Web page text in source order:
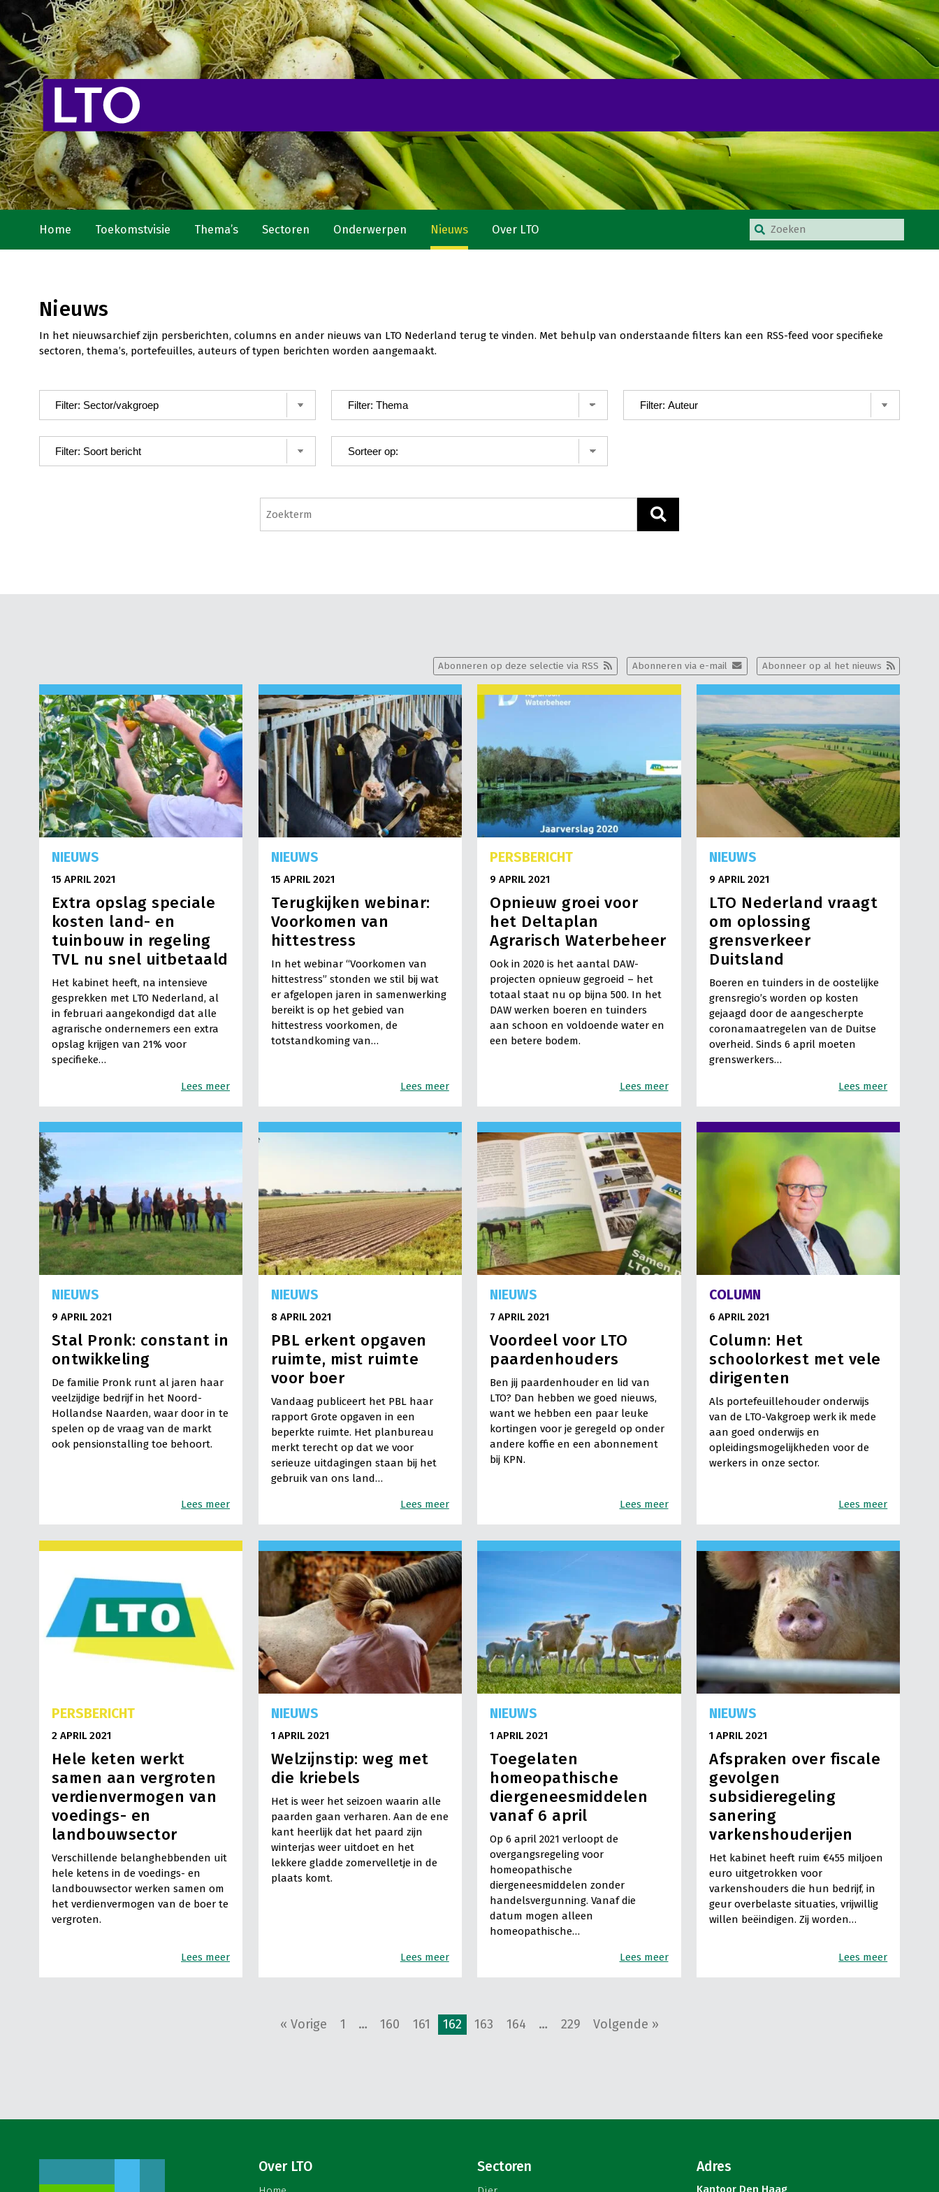
Home Toekomstvisie Thema’s Sectoren Onderwerpen Nieuws Over LTO
Nieuws
In het nieuwsarchief zijn persberichten, columns en ander nieuws van LTO Nederland terug te vinden. Met behulp van onderstaande filters kan een RSS-feed voor specifieke
sectoren, thema’s, portefeuilles, auteurs of typen berichten worden aangemaakt.
Abonneer op al het nieuws
Abonneren via e-mail
Abonneren op deze selectie via RSS
NIEUWS
15 APRIL 2021
Extra opslag speciale
kosten land- en
tuinbouw in regeling
TVL nu snel uitbetaald
Het kabinet heeft, na intensieve
gesprekken met LTO Nederland, al
in februari aangekondigd dat alle
agrarische ondernemers een extra
opslag krijgen van 21% voor
specifieke…
Lees meer
NIEUWS
15 APRIL 2021
Terugkijken webinar:
Voorkomen van
hittestress
In het webinar “Voorkomen van
hittestress” stonden we stil bij wat
er afgelopen jaren in samenwerking
bereikt is op het gebied van
hittestress voorkomen, de
totstandkoming van…
Lees meer
PERSBERICHT
9 APRIL 2021
Opnieuw groei voor
het Deltaplan
Agrarisch Waterbeheer
Ook in 2020 is het aantal DAW-
projecten opnieuw gegroeid – het
totaal staat nu op bijna 500. In het
DAW werken boeren en tuinders
aan schoon en voldoende water en
een betere bodem.
Lees meer
NIEUWS
9 APRIL 2021
LTO Nederland vraagt
om oplossing
grensverkeer
Duitsland
Boeren en tuinders in de oostelijke
grensregio’s worden op kosten
gejaagd door de aangescherpte
coronamaatregelen van de Duitse
overheid. Sinds 6 april moeten
grenswerkers…
Lees meer
NIEUWS
9 APRIL 2021
Stal Pronk: constant in
ontwikkeling
De familie Pronk runt al jaren haar
veelzijdige bedrijf in het Noord-
Hollandse Naarden, waar door in te
spelen op de vraag van de markt
ook pensionstalling toe behoort.
Lees meer
NIEUWS
8 APRIL 2021
PBL erkent opgaven
ruimte, mist ruimte
voor boer
Vandaag publiceert het PBL haar
rapport Grote opgaven in een
beperkte ruimte. Het planbureau
merkt terecht op dat we voor
serieuze uitdagingen staan bij het
gebruik van ons land…
Lees meer
NIEUWS
7 APRIL 2021
Voordeel voor LTO
paardenhouders
Ben jij paardenhouder en lid van
LTO? Dan hebben we goed nieuws,
want we hebben een paar leuke
kortingen voor je geregeld op onder
andere koffie en een abonnement
bij KPN.
Lees meer
COLUMN
6 APRIL 2021
Column: Het
schoolorkest met vele
dirigenten
Als portefeuillehouder onderwijs
van de LTO-Vakgroep werk ik mede
aan goed onderwijs en
opleidingsmogelijkheden voor de
werkers in onze sector.
Lees meer
PERSBERICHT
2 APRIL 2021
Hele keten werkt
samen aan vergroten
verdienvermogen van
voedings- en
landbouwsector
Verschillende belanghebbenden uit
hele ketens in de voedings- en
landbouwsector werken samen om
het verdienvermogen van de boer te
vergroten.
Lees meer
NIEUWS
1 APRIL 2021
Welzijnstip: weg met
die kriebels
Het is weer het seizoen waarin alle
paarden gaan verharen. Aan de ene
kant heerlijk dat het paard zijn
winterjas weer uitdoet en het
lekkere gladde zomervelletje in de
plaats komt.
Lees meer
NIEUWS
1 APRIL 2021
Toegelaten
homeopathische
diergeneesmiddelen
vanaf 6 april
Op 6 april 2021 verloopt de
overgangsregeling voor
homeopathische
diergeneesmiddelen zonder
handelsvergunning. Vanaf die
datum mogen alleen
homeopathische…
Lees meer
NIEUWS
1 APRIL 2021
Afspraken over fiscale
gevolgen
subsidieregeling
sanering
varkenshouderijen
Het kabinet heeft ruim €455 miljoen
euro uitgetrokken voor
varkenshouders die hun bedrijf, in
geur overbelaste situaties, vrijwillig
willen beëindigen. Zij worden…
Lees meer
« Vorige 1 … 160 161 162 163 164 … 229 Volgende »
Over LTO Sectoren Adres
Kantoor Den Haag